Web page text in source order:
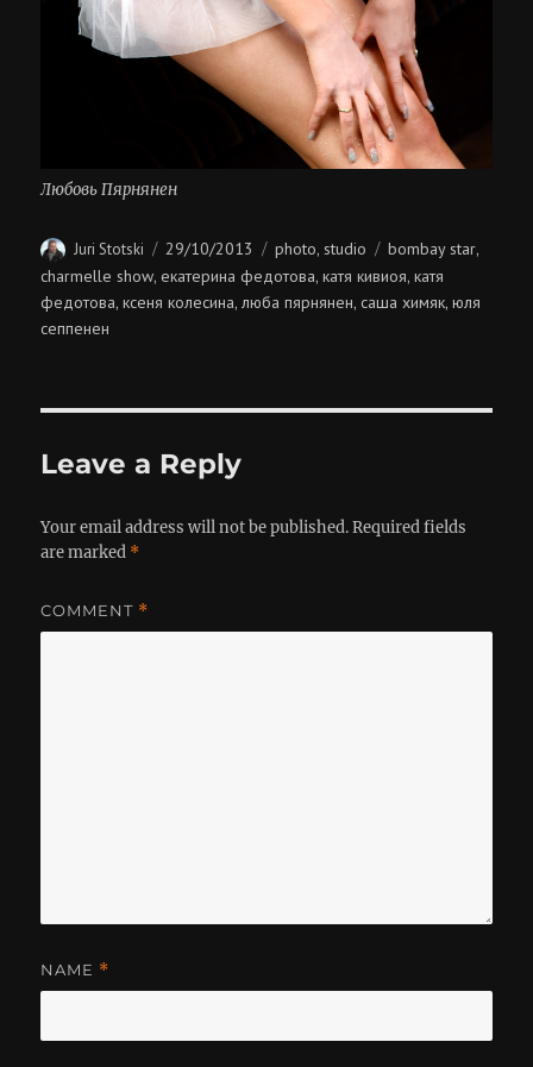
Любовь Пярнянен
Author
Juri Stotski
Posted
on
29/10/2013 Categories
photo,studio Tags
bombay star,
charmelle show,екатерина федотова,катя кивиоя,катя
федотова,ксеня колесина, люба пярнянен,саша химяк,юля
сеппенен
Leave a Reply
Your email address will not be published. Required fields
are marked *
COMMENT *
NAME *